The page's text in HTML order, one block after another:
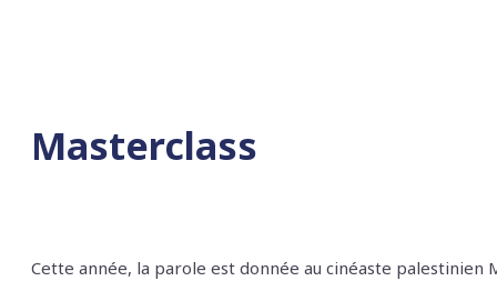
Masterclass
Cette année, la parole est donnée au cinéaste